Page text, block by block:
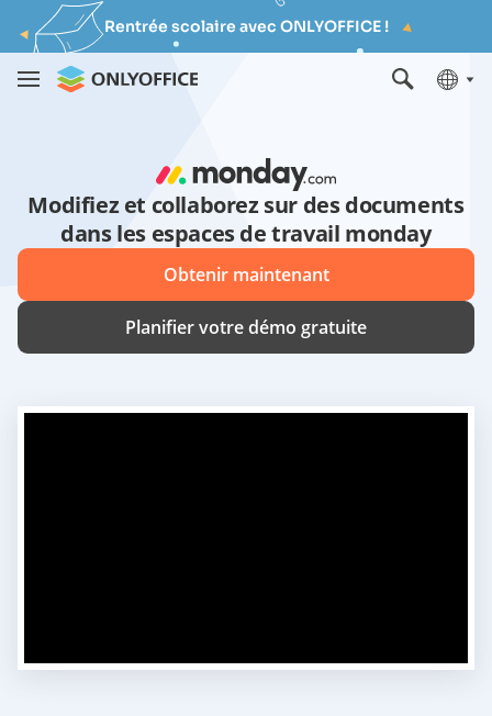
Rentrée scolaire avec ONLYOFFICE !
Modifiez et collaborez sur des documents
dans les espaces de travail monday
Obtenir maintenant
Planifier votre démo gratuite